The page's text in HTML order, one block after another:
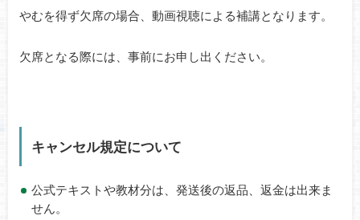
やむを得ず欠席の場合、動画視聴による補講となります。
欠席となる際には、事前にお申し出ください。
キャンセル規定について
公式テキストや教材分は、発送後の返品、返金は出来ま
せん。